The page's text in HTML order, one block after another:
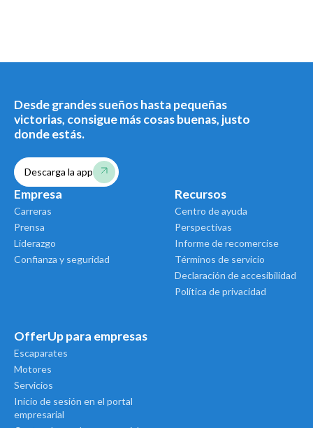
Desde grandes sueños hasta pequeñas
victorias, consigue más cosas buenas, justo
donde estás.
Descarga la app
Empresa
Carreras
Prensa
Liderazgo
Confianza y seguridad
Recursos
Centro de ayuda
Perspectivas
Informe de recomercise
Términos de servicio
Declaración de accesibilidad
Política de privacidad
OfferUp para empresas
Escaparates
Motores
Servicios
Inicio de sesión en el portal
empresarial